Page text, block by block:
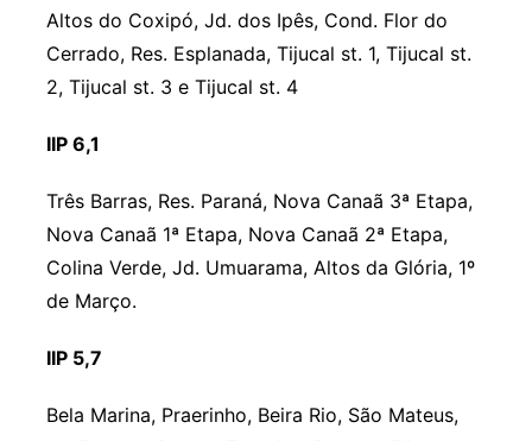
Altos do Coxipó, Jd. dos Ipês, Cond. Flor do
Cerrado, Res. Esplanada, Tijucal st. 1, Tijucal st.
2, Tijucal st. 3 e Tijucal st. 4
IIP 6,1
Três Barras, Res. Paraná, Nova Canaã 3ª Etapa,
Nova Canaã 1ª Etapa, Nova Canaã 2ª Etapa,
Colina Verde, Jd. Umuarama, Altos da Glória, 1º
de Março.
IIP 5,7
Bela Marina, Praerinho, Beira Rio, São Mateus,